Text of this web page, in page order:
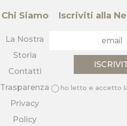
Chi Siamo
La Nostra
Storia
Contatti
Trasparenza
Privacy
Policy
Iscriviti alla
ho letto e accetto